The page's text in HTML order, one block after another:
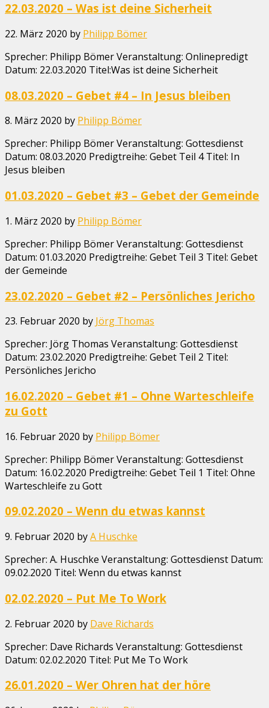
22.03.2020 – Was ist deine Sicherheit
22. März 2020 by Philipp Bömer
Sprecher: Philipp Bömer Veranstaltung: Onlinepredigt
Datum: 22.03.2020 Titel:Was ist deine Sicherheit
08.03.2020 – Gebet #4 – In Jesus bleiben
8. März 2020 by Philipp Bömer
Sprecher: Philipp Bömer Veranstaltung: Gottesdienst
Datum: 08.03.2020 Predigtreihe: Gebet Teil 4 Titel: In
Jesus bleiben
01.03.2020 – Gebet #3 – Gebet der Gemeinde
1. März 2020 by Philipp Bömer
Sprecher: Philipp Bömer Veranstaltung: Gottesdienst
Datum: 01.03.2020 Predigtreihe: Gebet Teil 3 Titel: Gebet
der Gemeinde
23.02.2020 – Gebet #2 – Persönliches Jericho
23. Februar 2020 by Jörg Thomas
Sprecher: Jörg Thomas Veranstaltung: Gottesdienst
Datum: 23.02.2020 Predigtreihe: Gebet Teil 2 Titel:
Persönliches Jericho
16.02.2020 – Gebet #1 – Ohne Warteschleife
zu Gott
16. Februar 2020 by Philipp Bömer
Sprecher: Philipp Bömer Veranstaltung: Gottesdienst
Datum: 16.02.2020 Predigtreihe: Gebet Teil 1 Titel: Ohne
Warteschleife zu Gott
09.02.2020 – Wenn du etwas kannst
9. Februar 2020 byA Huschke
Sprecher: A. Huschke Veranstaltung: Gottesdienst Datum:
09.02.2020 Titel: Wenn du etwas kannst
02.02.2020 – Put Me To Work
2. Februar 2020 by Dave Richards
Sprecher: Dave Richards Veranstaltung: Gottesdienst
Datum: 02.02.2020 Titel: Put Me To Work
26.01.2020 – Wer Ohren hat der höre